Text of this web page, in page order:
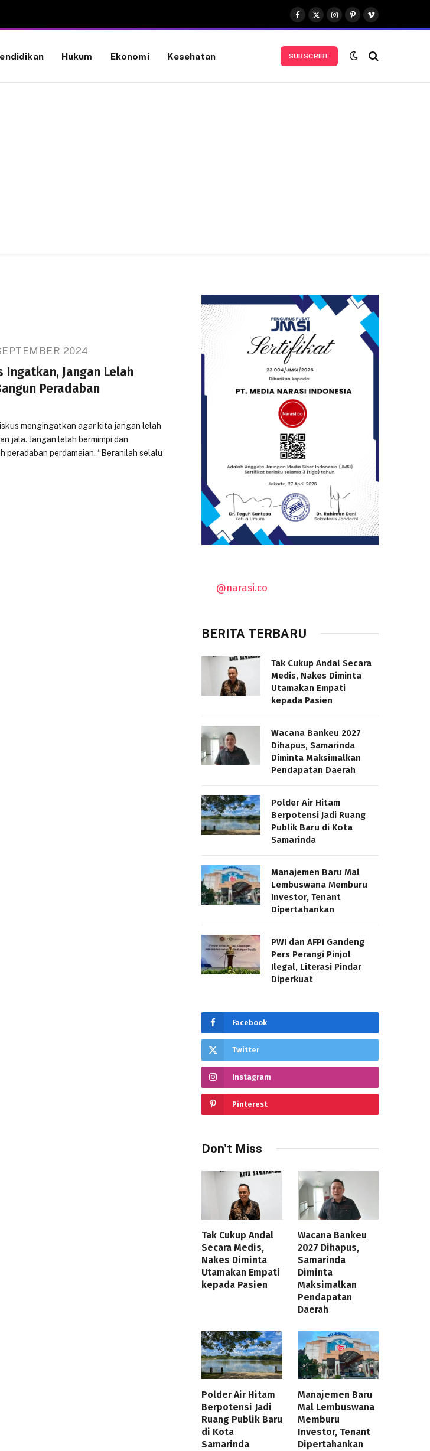
Facebook
X
(Twitter)
Instagram
Pinterest
Vimeo
Hukum Ekonomi Kesehatan SUBSCRIBE
2024
Ingatkan, Jangan Lelah
Peradaban
mengingatkan agar kita jangan lelah
jala. Jangan lelah bermimpi dan
peradaban perdamaian. “Beranilah selalu
@narasi.co
BERITA TERBARU
Tak Cukup Andal Secara
Medis, Nakes Diminta
Utamakan Empati
kepada Pasien
Wacana Bankeu 2027
Dihapus, Samarinda
Diminta Maksimalkan
Pendapatan Daerah
Polder Air Hitam
Berpotensi Jadi Ruang
Publik Baru di Kota
Samarinda
Manajemen Baru Mal
Lembuswana Memburu
Investor, Tenant
Dipertahankan
PWI dan AFPI Gandeng
Pers Perangi Pinjol
Ilegal, Literasi Pindar
Diperkuat
Facebook
Twitter
Instagram
Pinterest
Don't Miss
Tak Cukup Andal
Secara Medis,
Nakes Diminta
Utamakan Empati
kepada Pasien
Wacana Bankeu
2027 Dihapus,
Samarinda
Diminta
Maksimalkan
Pendapatan
Daerah
Polder Air Hitam
Berpotensi Jadi
Ruang Publik Baru
di Kota
Samarinda
Manajemen Baru
Mal Lembuswana
Memburu
Investor, Tenant
Dipertahankan